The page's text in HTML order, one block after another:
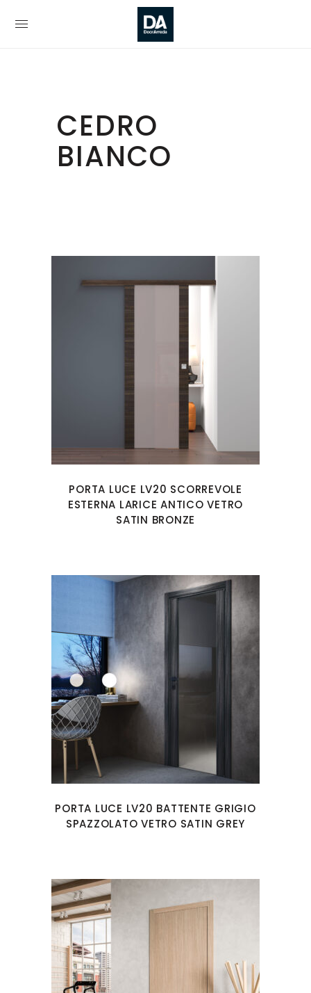
CEDRO
BIANCO
PORTA LUCE LV20 SCORREVOLE
ESTERNA LARICE ANTICO VETRO
SATIN BRONZE
PORTA LUCE LV20 BATTENTE GRIGIO
SPAZZOLATO VETRO SATIN GREY